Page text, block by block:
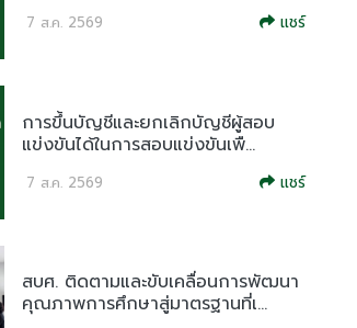
7 ส.ค. 2569 แชร์
การขึ้นบัญชีและยกเลิกบัญชีผู้สอบ
แข่งขันได้ในการสอบแข่งขันเพื...
7 ส.ค. 2569 แชร์
สบศ. ติดตามและขับเคลื่อนการพัฒนา
คุณภาพการศึกษาสู่มาตรฐานที่เ...